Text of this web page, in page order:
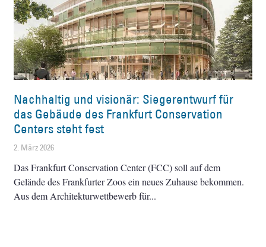
Nachhaltig und visionär: Siegerentwurf für
das Gebäude des Frankfurt Conservation
Centers steht fest
2. März 2026
Das Frankfurt Conservation Center (FCC) soll auf dem
Gelände des Frankfurter Zoos ein neues Zuhause bekommen.
Aus dem Architekturwettbewerb für